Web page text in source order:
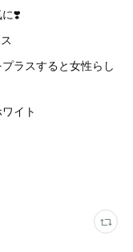
❣️
ラスすると女性らし
イト